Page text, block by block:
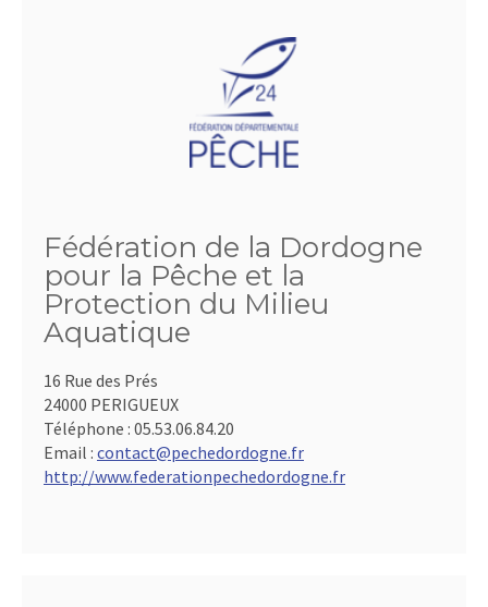
Fédération de la Dordogne
pour la Pêche et la
Protection du Milieu
Aquatique
16 Rue des Prés
24000 PERIGUEUX
Téléphone : 05.53.06.84.20
Email : contact@pechedordogne.fr
http://www.federationpechedordogne.fr